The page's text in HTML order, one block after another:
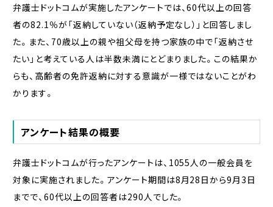
弁護士ドットコムが実施したアンケートでは、60代以上の回答
者の82.1％が「返納していない（返納予定なし）」と回答しまし
た。また、70歳以上の親や祖父母を持つ家族の中で「返納させ
たい」と考えている人は半数未満にとどまりました。この結果か
らも、高齢者の免許返納に対する意識が一様ではないことがわ
かります。
アンケート結果の概要
弁護士ドットコムが行ったアンケートは、1055人の一般会員を
対象に実施されました。アンケート期間は8月28日から9月3日
までで、60代以上の回答者は290人でした。